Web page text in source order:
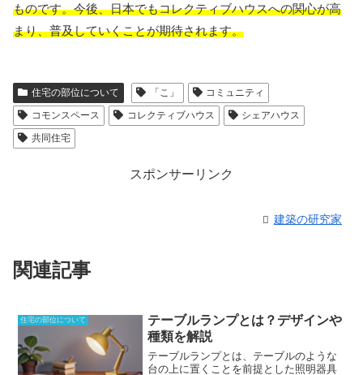
ものです。今後、日本でもコレクティブハウスへの関心が高
まり、普及していくことが期待されます。
住宅の部位について 「こ」
コミュニティ
コモンスペース
コレクティブハウス
シェアハウス
共同住宅
スポンサーリンク
建築の研究家
関連記事
住宅の部位について
テーブルランプとは？デザインや
種類を解説
テーブルランプとは、テーブルのような
台の上に置くことを前提とした照明器具